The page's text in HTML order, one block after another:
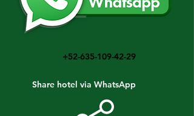
+52-635-109-42-29
Share hotel via WhatsApp